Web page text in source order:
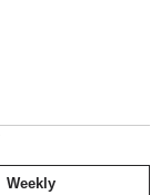
Weekly